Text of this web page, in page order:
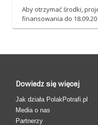
Aby otrzymać środki,
finansowania do
Dowiedz się więcej
Jak działa PolakPotrafi.pl
Media o nas
Partnerzy